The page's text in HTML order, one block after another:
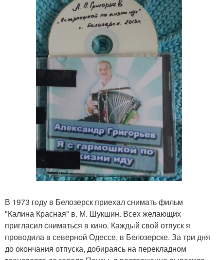
В 1973 году в Белозерск приехал снимать фильм
"Калина Красная" в. М. Шукшин. Всех желающих
пригласил сниматься в кино. Каждый свой отпуск я
проводила в северной Одессе, в Белозерске. За три дня
до окончания отпуска, добираясь на перекладном